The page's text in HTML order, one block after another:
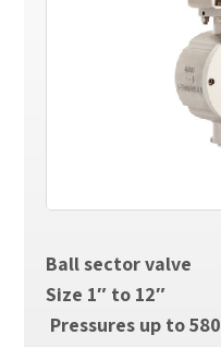
Ball sector valve
Size 1″ to 12″
Pressures up to